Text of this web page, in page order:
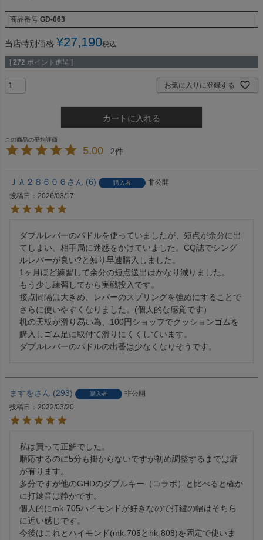
商品番号 GD-063
当店特別価格 ¥27,190税込
[ 272 ポイント進呈 ]
お気に入りに登録する
カートに入れる
5.00 2
ＪＡ２８６０６ 6 購入者
非公開
投稿日
2026/03/17
ダブルレバーのパドルを使っていましたが、短点が余分に出
てしまい、相手局に迷惑をかけていました。CQ誌でシング
ルレバーが良い?と知り早速購入しました。
1ヶ月ほど練習して余分の短点送出はかなり減りました。
もう少し練習してから実戦投入です。
接点間隔は大きめ、レバーのスプリングを強めにすることで
さらに使いやすくなりました。(個人的な感覚です）
机の天板が滑り易い為、100円ショップでクッションゴムを
購入しゴム足に取付て滑りにくくしています。
ダブルレバーのパドルの出番は少なくなりそうです。
ますを 293 購入者
非公開
投稿日
2022/03/20
私は買って正解でした。
順応するのに5分も掛からないですが初め調整するまでは癖
が有ります。
多分ですが他のGHDのダブルキー（コラボ）と比べると確か
に打鍵音は静かです。
個人的にmk-705ハイモンドが好きなので打鍵の幅はそちら
に近い感じです。
今後はこれとハイモンド(mk-705とhk-808)を固定で使いま